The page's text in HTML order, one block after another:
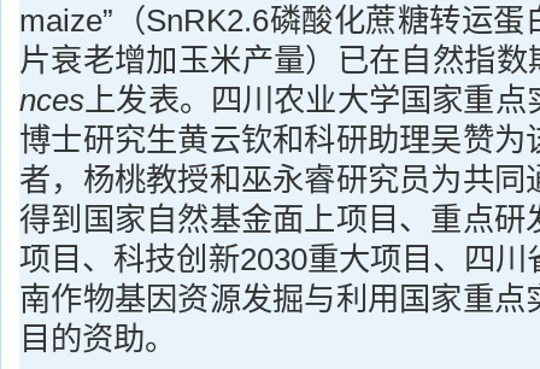
maize”（SnRK2.6磷酸化蔗糖转运
片衰老增加玉米产量）已在自然指数
nces 上发表。四川农业大学国家重
博士研究生黄云钦和科研助理吴赞为
者，杨桃教授和巫永睿研究员为共同
得到国家自然基金面上项目、重点研
项目、科技创新2030重大项目、四
南作物基因资源发掘与利用国家重点
目的资助。